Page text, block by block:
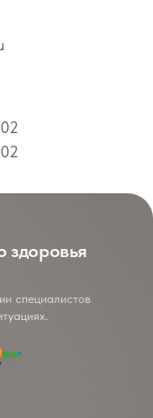
здоровья
специалистов